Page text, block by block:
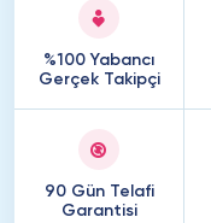
%100 Yabancı
Gerçek Takipçi
90 Gün Telafi
Garantisi